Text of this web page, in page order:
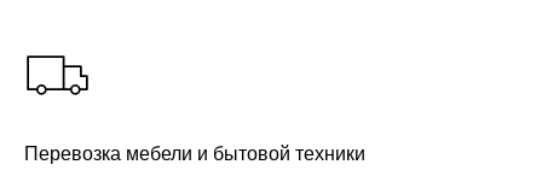
Перевозка мебели и бытовой техники